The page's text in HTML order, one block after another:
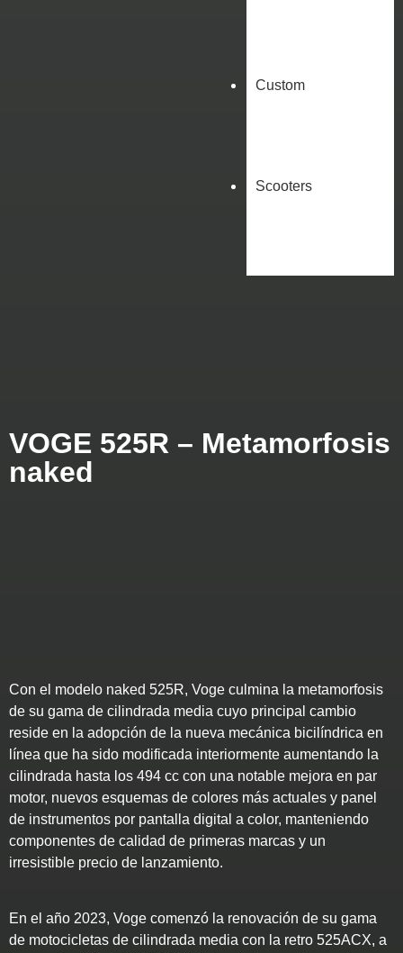
Custom
Scooters
VOGE 525R – Metamorfosis
naked
Con el modelo naked 525R, Voge culmina la metamorfosis
de su gama de cilindrada media cuyo principal cambio
reside en la adopción de la nueva mecánica bicilíndrica en
línea que ha sido modificada interiormente aumentando la
cilindrada hasta los 494 cc con una notable mejora en par
motor, nuevos esquemas de colores más actuales y panel
de instrumentos por pantalla digital a color, manteniendo
componentes de calidad de primeras marcas y un
irresistible precio de lanzamiento.
En el año 2023, Voge comenzó la renovación de su gama
de motocicletas de cilindrada media con la retro 525ACX, a